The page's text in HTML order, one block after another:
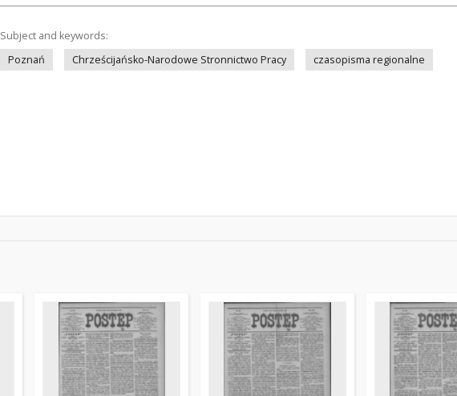
Subject and keywords:
Poznań
Chrześcijańsko-Narodowe Stronnictwo Pracy czasopisma regionalne